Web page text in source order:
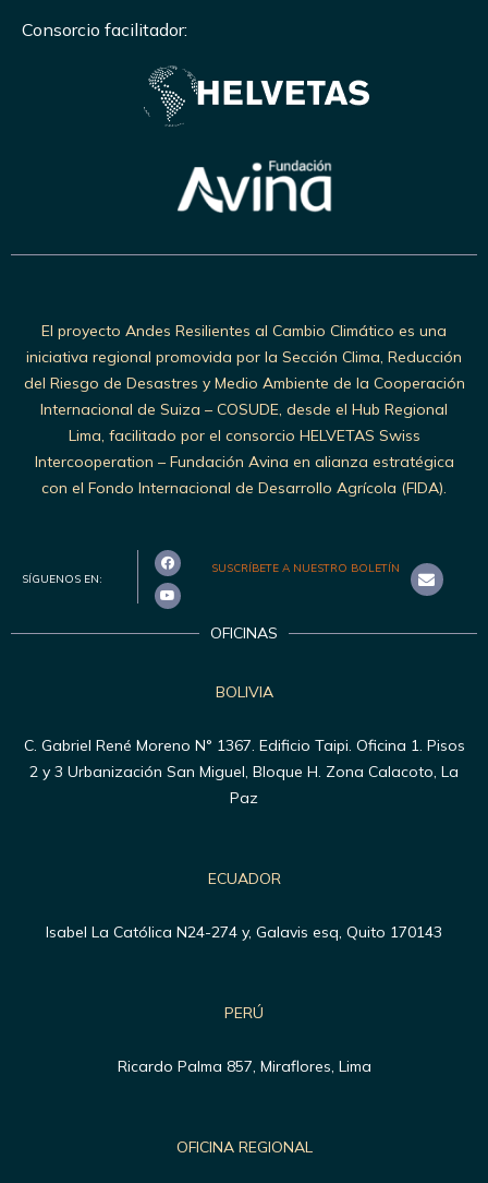
Consorcio facilitador:
El proyecto Andes Resilientes al Cambio Climático es una
iniciativa regional promovida por la Sección Clima, Reducción
del Riesgo de Desastres y Medio Ambiente de la Cooperación
Internacional de Suiza – COSUDE, desde el Hub Regional
Lima, facilitado por el consorcio HELVETAS Swiss
Intercooperation – Fundación Avina en alianza estratégica
con el Fondo Internacional de Desarrollo Agrícola (FIDA).
SÍGUENOS EN:
SUSCRÍBETE A NUESTRO BOLETÍN
OFICINAS
BOLIVIA
C. Gabriel René Moreno N° 1367. Edificio Taipi. Oficina 1. Pisos
2 y 3 Urbanización San Miguel, Bloque H. Zona Calacoto, La
Paz
ECUADOR
Isabel La Católica N24-274 y, Galavis esq, Quito 170143
PERÚ
Ricardo Palma 857, Miraflores, Lima
OFICINA REGIONAL